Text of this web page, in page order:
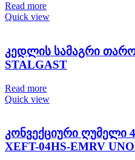
Read more
Quick view
კედლის სამაგრი
STALGAST
Read more
Quick view
კონვექციური ღუმელი
XEFT-04HS-EMRV